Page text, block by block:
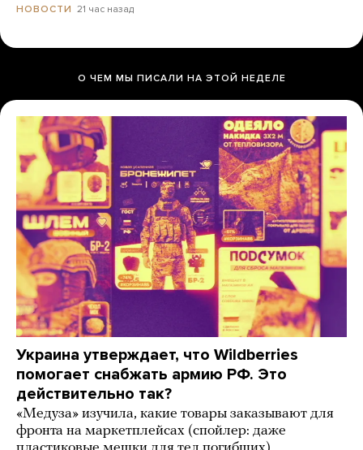
НОВОСТИ 21 час назад
О ЧЕМ МЫ ПИСАЛИ НА ЭТОЙ НЕДЕЛЕ
Украина утверждает, что Wildberries
помогает снабжать армию РФ. Это
действительно так?
«Медуза» изучила, какие товары заказывают для
фронта на маркетплейсах (спойлер: даже